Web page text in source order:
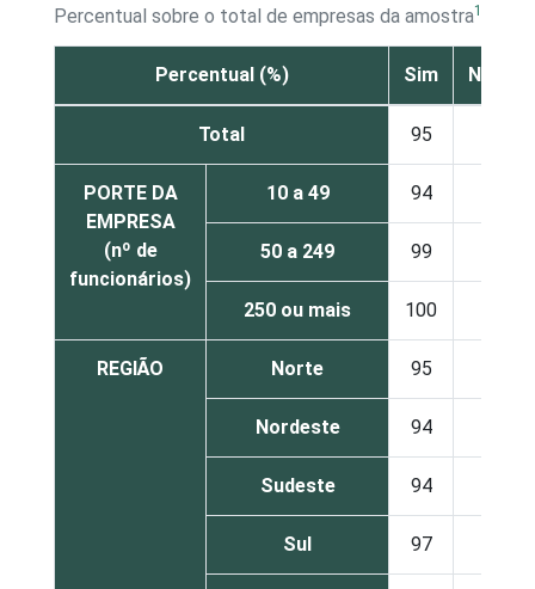
Percentual sobre o total de empresas da amostra1
Percentual (%) Sim Não
Total 95
PORTE DA
EMPRESA
(nº de
funcionários)
10 a 49 94
50 a 249 99
250 ou mais 100
REGIÃO Norte 95
Nordeste 94
Sudeste 94
Sul 97